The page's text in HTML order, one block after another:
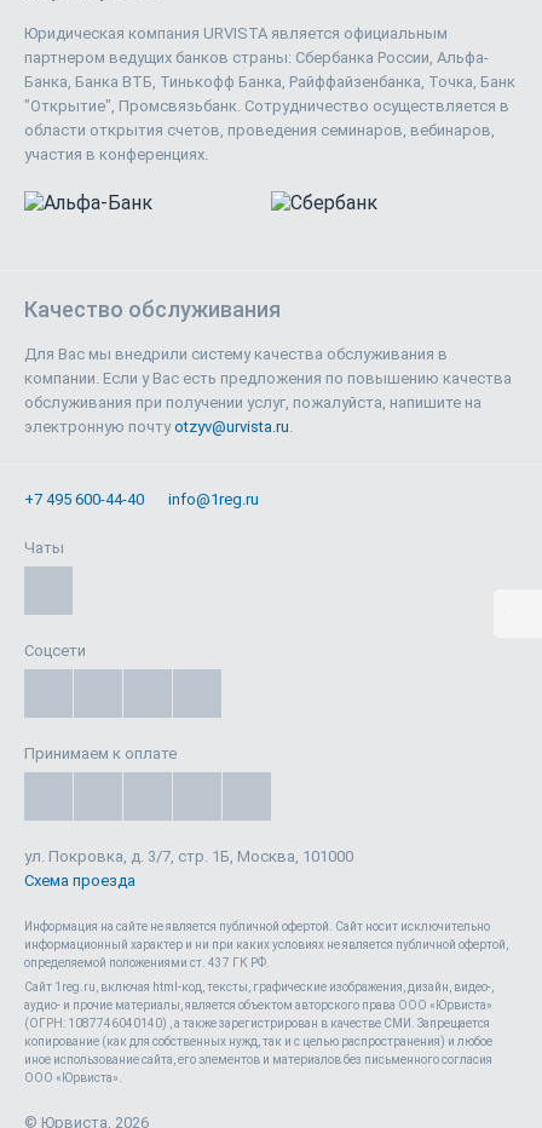
Юридическая компания URVISTA является официальным
партнером ведущих банков страны: Сбербанка России, Альфа-
Банка, Банка ВТБ, Тинькофф Банка, Райффайзенбанка, Точка, Банк
"Открытие", Промсвязьбанк. Сотрудничество осуществляется в
области открытия счетов, проведения семинаров, вебинаров,
участия в конференциях.
Качество обслуживания
Для Вас мы внедрили систему качества обслуживания в
компании. Если у Вас есть предложения по повышению качества
обслуживания при получении услуг, пожалуйста, напишите на
электронную почтуotzyv@urvista.ru.
+7 495 600-44-40 info@1reg.ru
Чаты
Соцсети
Принимаем к оплате
ул. Покровка, д. 3/7, стр. 1Б, Москва, 101000
Схема проезда
Информация на сайте не является публичной офертой. Cайт носит исключительно
информационный характер и ни при каких условиях не является публичной офертой,
определяемой положениями ст. 437 ГК РФ.
Сайт 1reg.ru, включая html-код, тексты, графические изображения, дизайн, видео-,
аудио- и прочие материалы, является объектом авторского права ООО «Юрвиста»
(ОГРН: 1087746040140) , а также зарегистрирован в качестве СМИ. Запрещается
копирование (как для собственных нужд, так и с целью распространения) и любое
иное использование сайта, его элементов и материалов без письменного согласия
ООО «Юрвиста».
© Юрвиста, 2026
Положения об обработке персональных данных
программами